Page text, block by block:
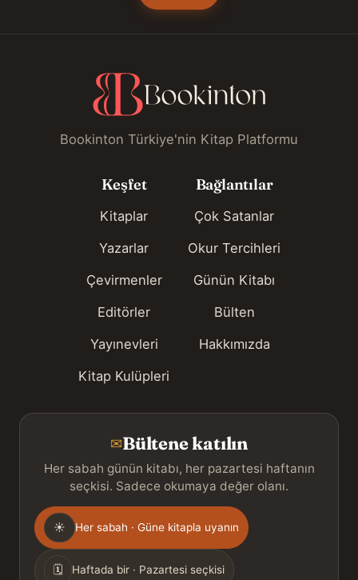
Bookinton Türkiye'nin Kitap Platformu
Keşfet
Kitaplar
Yazarlar
Çevirmenler
Editörler
Yayınevleri
Kitap Kulüpleri
Bağlantılar
Çok Satanlar
Okur Tercihleri
Günün Kitabı
Bülten
Hakkımızda
✉Bültene katılın
Her sabah günün kitabı, her pazartesi haftanın
seçkisi. Sadece okumaya değer olanı.
Gönderim
sıklığı
☀ Her sabah · Güne kitapla uyanın
🗓 Haftada bir · Pazartesi seçkisi